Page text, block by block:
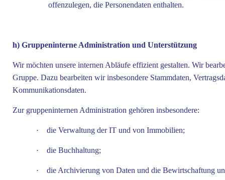
offenzulegen, die Personendaten enthalten.
h) Gruppeninterne Administration und Unterstützung
Wir möchten unsere internen Abläufe effizient gestalten. Wir
Gruppe. Dazu bearbeiten wir insbesondere Stammdaten,
Kommunikationsdaten.
Zur gruppeninternen Administration gehören insbesondere:
· die Verwaltung der IT und von Immobilien;
· die Buchhaltung;
· die Archivierung von Daten und die Bewirtschaftung